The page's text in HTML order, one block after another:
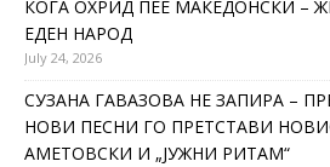
КОГА ОХРИД ПЕЕ МАКЕДОНСКИ –
ЕДЕН НАРОД
July 24, 2026
СУЗАНА ГАВАЗОВА НЕ ЗАПИРА –
НОВИ ПЕСНИ ГО ПРЕТСТАВИ
АМЕТОВСКИ И „ЈУЖНИ РИТАМ“